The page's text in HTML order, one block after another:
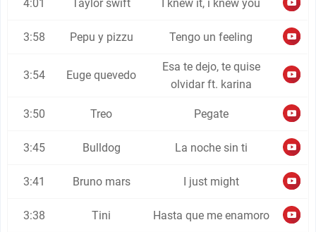
4:01 Taylor swift I knew it, i knew you
3:58 Pepu y pizzu Tengo un feeling
3:54 Euge quevedo
Esa te dejo, te quise
olvidar ft. karina
3:50 Treo Pegate
3:45 Bulldog La noche sin ti
3:41 Bruno mars I just might
3:38 Tini Hasta que me enamoro